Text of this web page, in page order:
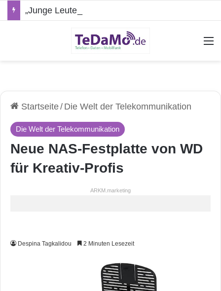
Startseite/ Die Welt der Telekommunikation
Die Welt der Telekommunikation
Neue NAS-Festplatte von WD
für Kreativ-Profis
ARKM.marketing
Despina Tagkalidou 2 Minuten Lesezeit